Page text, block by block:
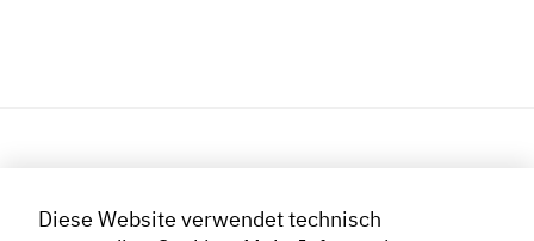
Diese Website verwendet technisch